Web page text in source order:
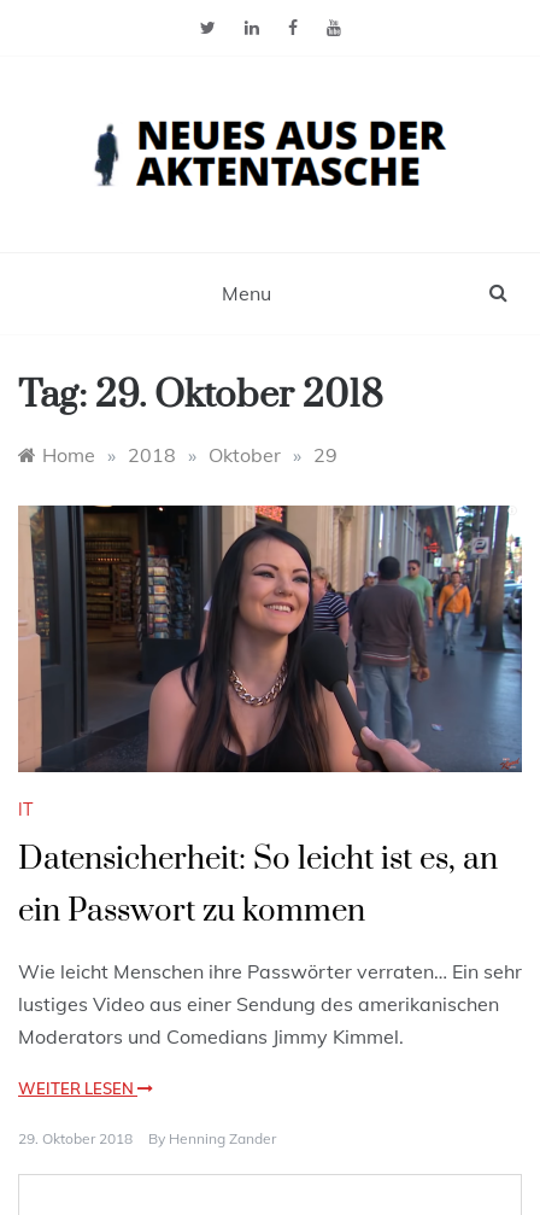
Menu
Tag: 29. Oktober 2018
Home » 2018 » Oktober » 29
IT
Datensicherheit: So leicht ist es, an
ein Passwort zu kommen
Wie leicht Menschen ihre Passwörter verraten… Ein sehr
lustiges Video aus einer Sendung des amerikanischen
Moderators und Comedians Jimmy Kimmel.
WEITER LESEN
29. Oktober 2018 By Henning Zander